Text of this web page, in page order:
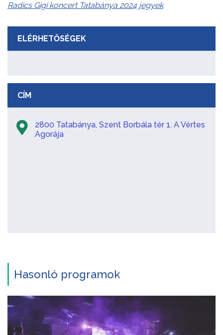
Radics Gigi koncert Tatabánya 2024 jegyek
ELÉRHETŐSÉGEK
CÍM
2800 Tatabánya, Szent Borbála tér 1. A Vértes
Agorája
Hasonló programok